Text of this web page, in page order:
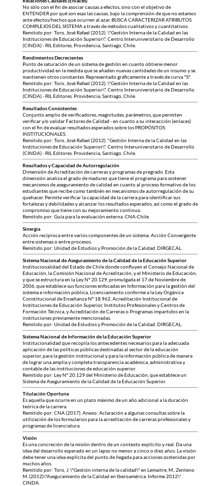
No sólo con el fin de asociar causas a efectos, sino con el objetivo de
ENTENDER por qué son esas las causas, bajo la comprensión de que no estamos
ante efectos/hechos que ocurren al azar. BUSCA CARACTERIZAR ATRIBUTOS
COMPLEJOS DEL SISTEMA a través de métodos cualitativos y cuantitativos.
Remitido por: Toro, José Rafael (2012). \"Gestión Interna de la Calidad en las
Instituciones de Educación Superior\". Centro Interuniversitario de Desarrollo
(CINDA) - RIL Editores. Providencia, Santiago, Chile.
Rendimientos Decrecientes
Punto de saturación de un sistema de gestión en cuanto obtiene menor
productividad en la medida que se añaden nuevas cantidades de un insumo y se
mantienen otros constantes. Representado gráficamente a través de curva "S".
Remitido por: Toro, José Rafael (2012). \"Gestión Interna de la Calidad en las
Instituciones de Educación Superior\". Centro Interuniversitario de Desarrollo
(CINDA) - RIL Editores. Providencia, Santiago, Chile.
Resultados Consistentes
Conjunto amplio de verificadores, magnitudes, parámetros, que permiten
verificar y/o validar Factores de Calidad - en cuanto a su interacción (enlaces)
con el fin de evaluar resultados esperados sobre los PROPÓSITOS
INSTITUCIONALES.
Remitido por: Toro, José Rafael (2012). “Gestión Interna de la Calidad en las
Instituciones de Educación Superior\". Centro Interuniversitario de Desarrollo
(CINDA) - RIL Editores. Providencia, Santiago, Chile.
Resultados y Capacidad de Autorregulación
Dimensión de Acreditación de carreras y programas de pregrado. Esta
dimensión analiza el grado de madurez que tiene el programa para sostener
mecanismos de aseguramiento de calidad en cuanto al proceso formativo de los
estudiantes que recibe como también en mecanismos de autorregulación de su
quehacer. Permite verificar la capacidad de la carrera para identificar sus
fortalezas y debilidades y alcanzar los resultados esperados, así como el grado de
compromiso que tiene con su mejoramiento continuo.
Remitido por: Guía para la evaluación externa. CNA-Chile.
Sinergia
Acción recíproca entre varios componentes de un sistema. Acción Convergente
entre sistemas o entre procesos.
Remitido por: Unidad de Estudios y Promoción de la Calidad. DIRGECAL.
Sistema Nacional de Aseguramiento de la Calidad de la Educación Superior
Institucionalidad del Estado de Chile donde confluyen el Consejo Nacional de
Educación, la Comisión Nacional de Acreditación, y el Ministerio de Educación,
y que se estructura en la Ley N° 20.129, promulgada el 17 de Noviembre de
2006, que establece sus funciones enfocadas en Información para la gestión del
sistema e información pública, Licenciamiento conforme a la Ley Orgánica
Constitucional de Enseñanza N° 18.962, Acreditación Institucional de
Instituciones de Educación Superior, Institutos Profesionales y Centros de
Formación Técnica, y Acreditación de Carreras o Programas impartidos en la
instituciones previamente mencionadas.
Remitido por: Unidad de Estudios y Promoción de la Calidad. DIRGECAL.
Sistema Nacional de Información de la Educación Superior
Institucionalidad que recopila los antecedentes necesarios para la adecuada
aplicación de las políticas públicas destinadas al sector de la educación
superior, para la gestión institucional y para la información pública de manera
de lograr una amplia y completa transparencia académica, administrativa y
contable de las instituciones de educación superior.
Remitido por: Ley N° 20.129 del Ministerio de Educación, que establece un
Sistema de Aseguramiento de la Calidad de la Educación Superior.
Titulación Oportuna
Es aquella que ocurre en un plazo máximo de un año adicional a la duración
teórica de la carrera.
Remitido por: CNA (2017). Anexo: Aclaración a algunas consultas sobre la
utilización de los formularios para la acreditación de carreras profesionales y
programas de licenciatura.
Visión
Es una concreción de la misión dentro de un contexto explícito y real. Da una
idea del desarrollo esperado en un lapso no menor a cinco o diez años. La visión
debe tener una idea explícita del punto de llegada para acciones sostenidas por
muchos años.
Remitido por: Toro, J. \"Gestión interna de la calidad\" en Lemaitre, M., Zenteno
M. (2012)\"Aseguramiento de la Calidad en Iberoamérica. Informe 2012\"
CINDA.